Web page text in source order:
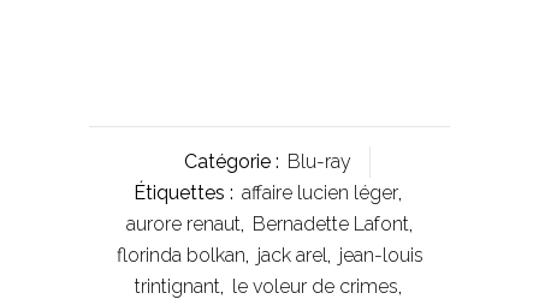
Catégorie : Blu-ray
Étiquettes : affaire lucien léger,
aurore renaut, Bernadette Lafont,
florinda bolkan, jack arel, jean-louis
trintignant, le voleur de crimes,